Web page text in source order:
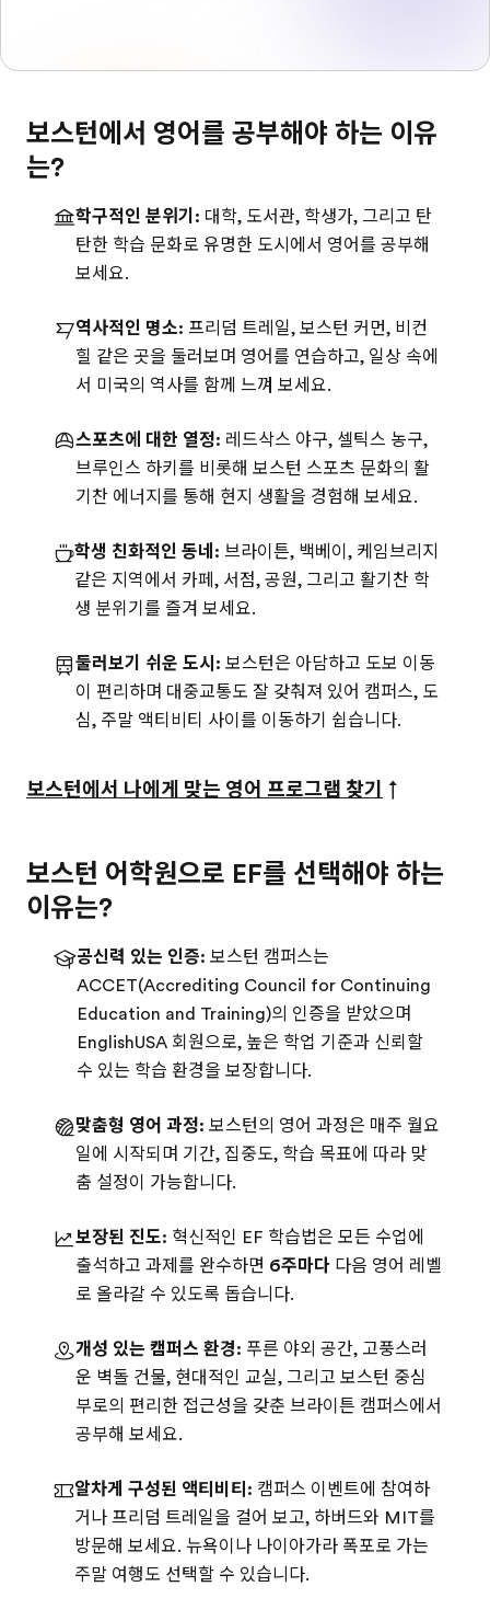
보스턴에서 영어를 공부해야 하는 이유
는?
학구적인 분위기: 대학, 도서관, 학생가, 그리고 탄
탄한 학습 문화로 유명한 도시에서 영어를 공부해
보세요.
역사적인 명소: 프리덤 트레일, 보스턴 커먼, 비컨
힐 같은 곳을 둘러보며 영어를 연습하고, 일상 속에
서 미국의 역사를 함께 느껴 보세요.
스포츠에 대한 열정: 레드삭스 야구, 셀틱스 농구,
브루인스 하키를 비롯해 보스턴 스포츠 문화의 활
기찬 에너지를 통해 현지 생활을 경험해 보세요.
학생 친화적인 동네: 브라이튼, 백베이, 케임브리지
같은 지역에서 카페, 서점, 공원, 그리고 활기찬 학
생 분위기를 즐겨 보세요.
둘러보기 쉬운 도시: 보스턴은 아담하고 도보 이동
이 편리하며 대중교통도 잘 갖춰져 있어 캠퍼스, 도
심, 주말 액티비티 사이를 이동하기 쉽습니다.
보스턴에서 나에게 맞는 영어 프로그램 찾기 ↑
보스턴 어학원으로 EF를 선택해야 하는
이유는?
공신력 있는 인증: 보스턴 캠퍼스는
ACCET(Accrediting Council for Continuing
Education and Training)의 인증을 받았으며
EnglishUSA 회원으로, 높은 학업 기준과 신뢰할
수 있는 학습 환경을 보장합니다.
맞춤형 영어 과정: 보스턴의 영어 과정은 매주 월요
일에 시작되며 기간, 집중도, 학습 목표에 따라 맞
춤 설정이 가능합니다.
보장된 진도: 혁신적인 EF 학습법은 모든 수업에
출석하고 과제를 완수하면 6주마다 다음 영어 레벨
로 올라갈 수 있도록 돕습니다.
개성 있는 캠퍼스 환경: 푸른 야외 공간, 고풍스러
운 벽돌 건물, 현대적인 교실, 그리고 보스턴 중심
부로의 편리한 접근성을 갖춘 브라이튼 캠퍼스에서
공부해 보세요.
알차게 구성된 액티비티: 캠퍼스 이벤트에 참여하
거나 프리덤 트레일을 걸어 보고, 하버드와 MIT를
방문해 보세요. 뉴욕이나 나이아가라 폭포로 가는
주말 여행도 선택할 수 있습니다.